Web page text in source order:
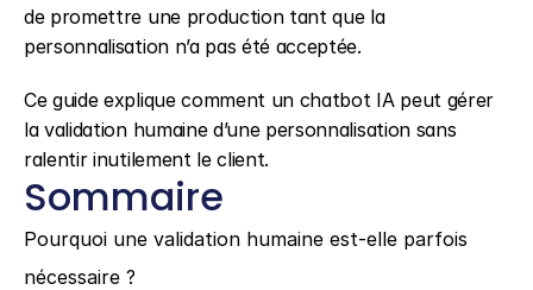
de promettre une production tant que la
personnalisation n’a pas été acceptée.
Ce guide explique comment un chatbot IA peut gérer
la validation humaine d’une personnalisation sans
ralentir inutilement le client.
Sommaire
Pourquoi une validation humaine est-elle parfois
nécessaire ?